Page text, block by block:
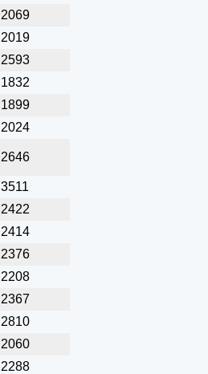
2069
2019
2593
1832
1899
2024
2646
3511
2422
2414
2376
2208
2367
2810
2060
2288